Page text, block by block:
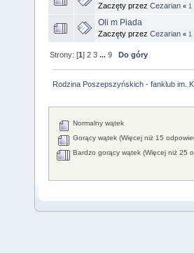
Zaczęty przez Cezarian « 1
Oli m Piada
Zaczęty przez Cezarian « 1
Strony: [1]2 3 ...9 Do góry
Rodzina Poszepszyńskich - fanklub im.
Normalny wątek
Gorący wątek (Więcej niż 15
Bardzo gorący wątek (Więcej niż 25